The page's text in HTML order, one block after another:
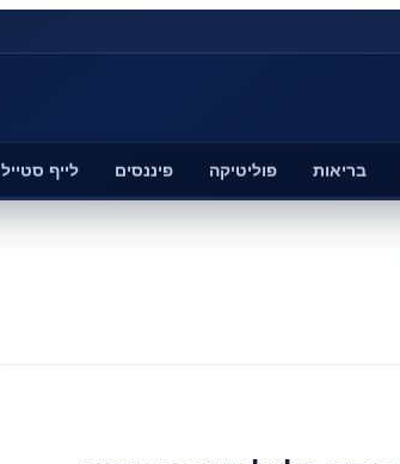
בריאות פוליטיקה פיננסים לייף סטייל